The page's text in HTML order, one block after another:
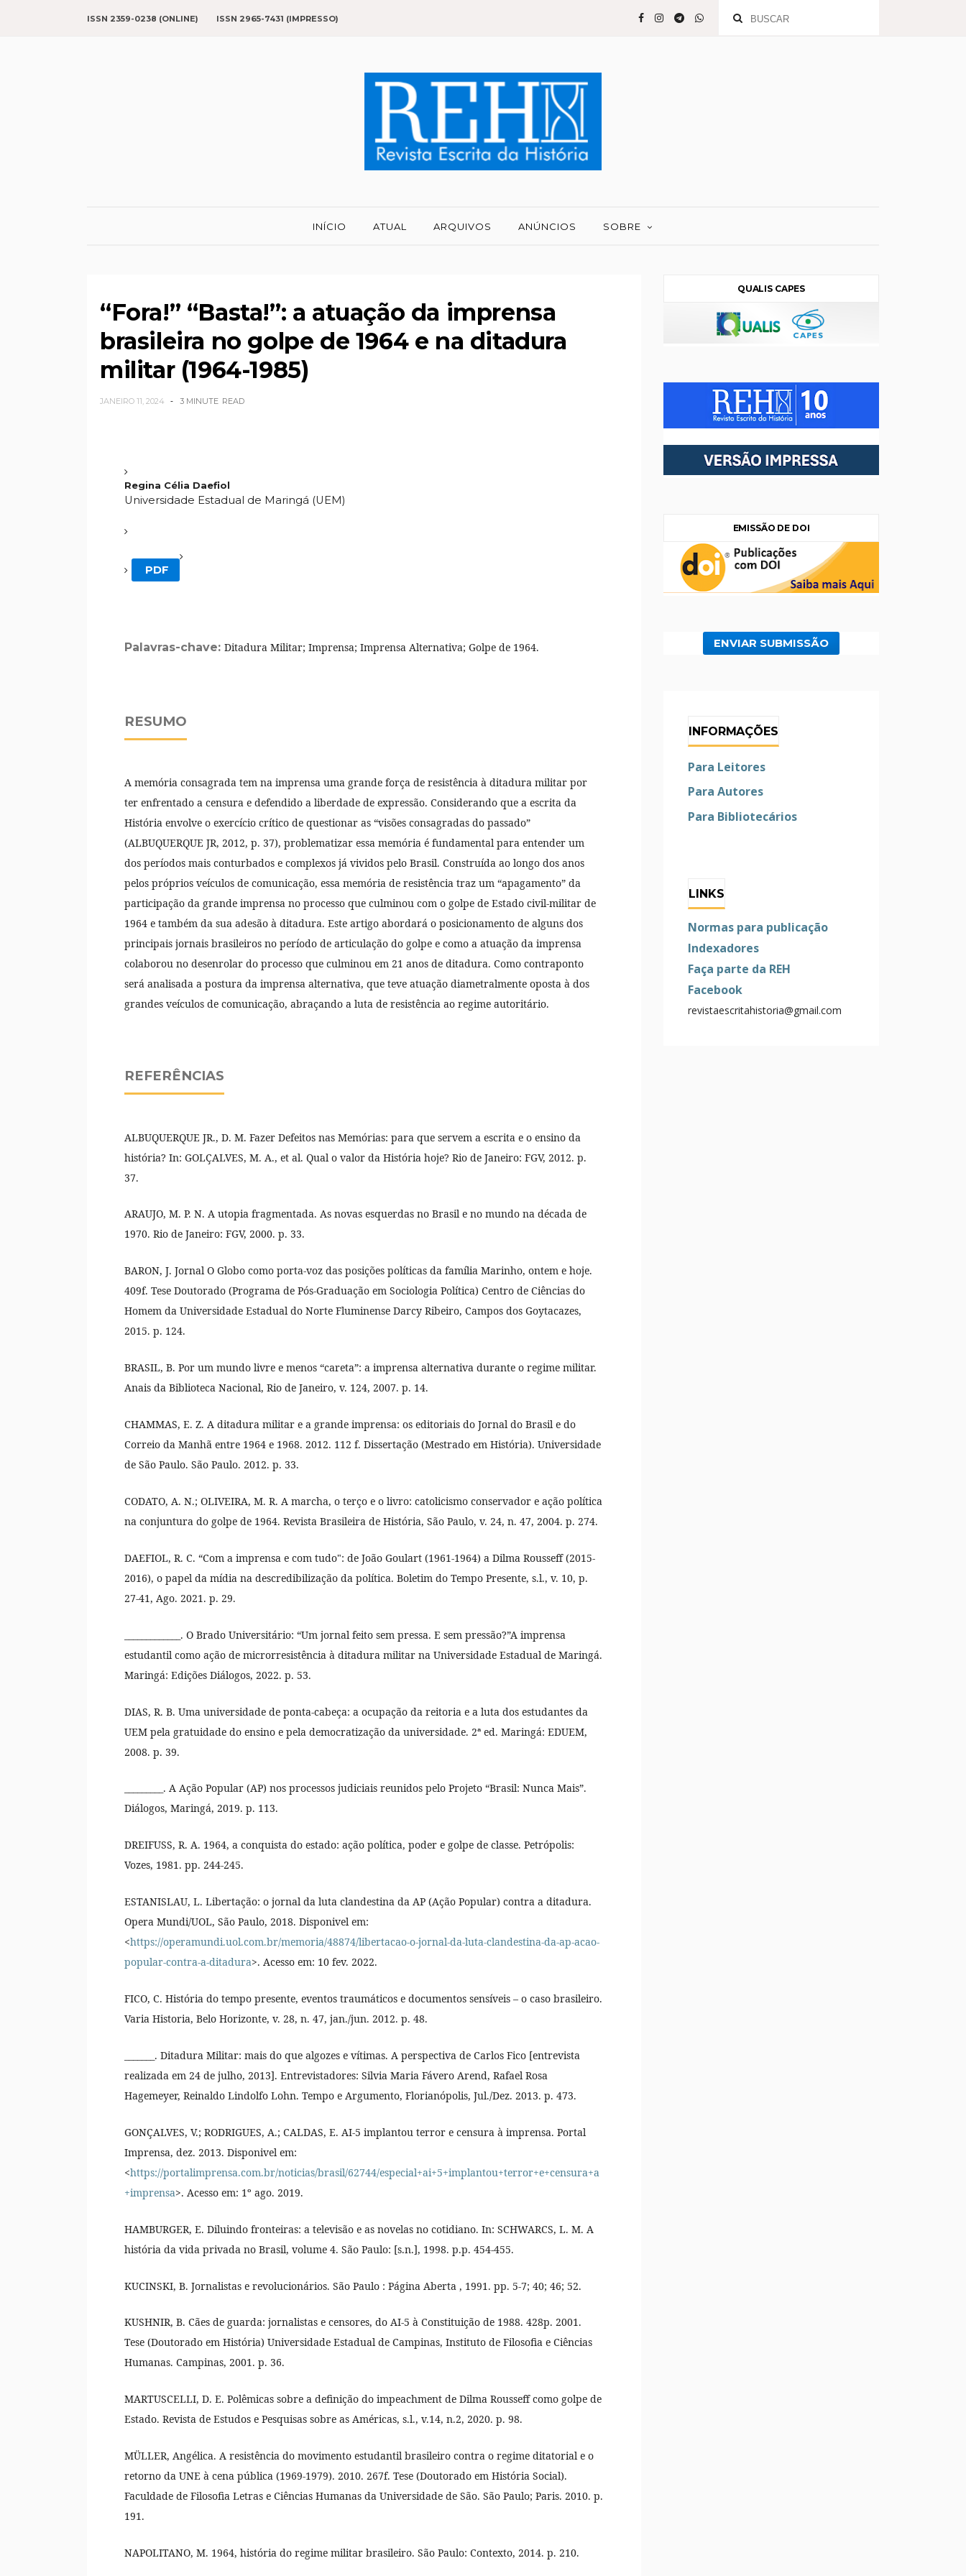
ISSN 2359-0238 (ONLINE) ISSN 2965-7431 (IMPRESSO)
INÍCIO ATUAL ARQUIVOS ANÚNCIOS SOBRE
“Fora!” “Basta!”: a atuação da imprensa
brasileira no golpe de 1964 e na ditadura
militar (1964-1985)
JANEIRO 11, 2024 3 MINUTE READ
Regina Célia Daefiol
Universidade Estadual de Maringá (UEM)
PDF
Palavras-chave:Ditadura Militar; Imprensa; Imprensa Alternativa; Golpe de 1964.
RESUMO
A memória consagrada tem na imprensa uma grande força de resistência à ditadura militar por
ter enfrentado a censura e defendido a liberdade de expressão. Considerando que a escrita da
História envolve o exercício crítico de questionar as “visões consagradas do passado”
(ALBUQUERQUE JR, 2012, p. 37), problematizar essa memória é fundamental para entender um
dos períodos mais conturbados e complexos já vividos pelo Brasil. Construída ao longo dos anos
pelos próprios veículos de comunicação, essa memória de resistência traz um “apagamento” da
participação da grande imprensa no processo que culminou com o golpe de Estado civil-militar de
1964 e também da sua adesão à ditadura. Este artigo abordará o posicionamento de alguns dos
principais jornais brasileiros no período de articulação do golpe e como a atuação da imprensa
colaborou no desenrolar do processo que culminou em 21 anos de ditadura. Como contraponto
será analisada a postura da imprensa alternativa, que teve atuação diametralmente oposta à dos
grandes veículos de comunicação, abraçando a luta de resistência ao regime autoritário.
REFERÊNCIAS
ALBUQUERQUE JR., D. M. Fazer Defeitos nas Memórias: para que servem a escrita e o ensino da
história? In: GOLÇALVES, M. A., et al. Qual o valor da História hoje? Rio de Janeiro: FGV, 2012. p.
37.
ARAUJO, M. P. N. A utopia fragmentada. As novas esquerdas no Brasil e no mundo na década de
1970. Rio de Janeiro: FGV, 2000. p. 33.
BARON, J. Jornal O Globo como porta-voz das posições políticas da família Marinho, ontem e hoje.
409f. Tese Doutorado (Programa de Pós-Graduação em Sociologia Política) Centro de Ciências do
Homem da Universidade Estadual do Norte Fluminense Darcy Ribeiro, Campos dos Goytacazes,
2015. p. 124.
BRASIL, B. Por um mundo livre e menos “careta”: a imprensa alternativa durante o regime militar.
Anais da Biblioteca Nacional, Rio de Janeiro, v. 124, 2007. p. 14.
CHAMMAS, E. Z. A ditadura militar e a grande imprensa: os editoriais do Jornal do Brasil e do
Correio da Manhã entre 1964 e 1968. 2012. 112 f. Dissertação (Mestrado em História). Universidade
de São Paulo. São Paulo. 2012. p. 33.
CODATO, A. N.; OLIVEIRA, M. R. A marcha, o terço e o livro: catolicismo conservador e ação política
na conjuntura do golpe de 1964. Revista Brasileira de História, São Paulo, v. 24, n. 47, 2004. p. 274.
DAEFIOL, R. C. “Com a imprensa e com tudo": de João Goulart (1961-1964) a Dilma Rousseff (2015-
2016), o papel da mídia na descredibilização da política. Boletim do Tempo Presente, s.l., v. 10, p.
27-41, Ago. 2021. p. 29.
_____________. O Brado Universitário: “Um jornal feito sem pressa. E sem pressão?”A imprensa
estudantil como ação de microrresistência à ditadura militar na Universidade Estadual de Maringá.
Maringá: Edições Diálogos, 2022. p. 53.
DIAS, R. B. Uma universidade de ponta-cabeça: a ocupação da reitoria e a luta dos estudantes da
UEM pela gratuidade do ensino e pela democratização da universidade. 2ª ed. Maringá: EDUEM,
2008. p. 39.
_________. A Ação Popular (AP) nos processos judiciais reunidos pelo Projeto “Brasil: Nunca Mais”.
Diálogos, Maringá, 2019. p. 113.
DREIFUSS, R. A. 1964, a conquista do estado: ação política, poder e golpe de classe. Petrópolis:
Vozes, 1981. pp. 244-245.
ESTANISLAU, L. Libertação: o jornal da luta clandestina da AP (Ação Popular) contra a ditadura.
Opera Mundi/UOL, São Paulo, 2018. Disponivel em:
<https://operamundi.uol.com.br/memoria/48874/libertacao-o-jornal-da-luta-clandestina-da-ap-acao-
popular-contra-a-ditadura>. Acesso em: 10 fev. 2022.
FICO, C. História do tempo presente, eventos traumáticos e documentos sensíveis – o caso brasileiro.
Varia Historia, Belo Horizonte, v. 28, n. 47, jan./jun. 2012. p. 48.
_______. Ditadura Militar: mais do que algozes e vítimas. A perspectiva de Carlos Fico [entrevista
realizada em 24 de julho, 2013]. Entrevistadores: Silvia Maria Fávero Arend, Rafael Rosa
Hagemeyer, Reinaldo Lindolfo Lohn. Tempo e Argumento, Florianópolis, Jul./Dez. 2013. p. 473.
GONÇALVES, V.; RODRIGUES, A.; CALDAS, E. AI-5 implantou terror e censura à imprensa. Portal
Imprensa, dez. 2013. Disponivel em:
<https://portalimprensa.com.br/noticias/brasil/62744/especial+ai+5+implantou+terror+e+censura+a
+imprensa>. Acesso em: 1º ago. 2019.
HAMBURGER, E. Diluindo fronteiras: a televisão e as novelas no cotidiano. In: SCHWARCS, L. M. A
história da vida privada no Brasil, volume 4. São Paulo: [s.n.], 1998. p.p. 454-455.
KUCINSKI, B. Jornalistas e revolucionários. São Paulo : Página Aberta , 1991. pp. 5-7; 40; 46; 52.
KUSHNIR, B. Cães de guarda: jornalistas e censores, do AI-5 à Constituição de 1988. 428p. 2001.
Tese (Doutorado em História) Universidade Estadual de Campinas, Instituto de Filosofia e Ciências
Humanas. Campinas, 2001. p. 36.
MARTUSCELLI, D. E. Polêmicas sobre a definição do impeachment de Dilma Rousseff como golpe de
Estado. Revista de Estudos e Pesquisas sobre as Américas, s.l., v.14, n.2, 2020. p. 98.
MÜLLER, Angélica. A resistência do movimento estudantil brasileiro contra o regime ditatorial e o
retorno da UNE à cena pública (1969-1979). 2010. 267f. Tese (Doutorado em História Social).
Faculdade de Filosofia Letras e Ciências Humanas da Universidade de São. São Paulo; Paris. 2010. p.
191.
NAPOLITANO, M. 1964, história do regime militar brasileiro. São Paulo: Contexto, 2014. p. 210.
QUALIS CAPES
EMISSÃO DE DOI
ENVIAR SUBMISSÃO
INFORMAÇÕES
Para Leitores
Para Autores
Para Bibliotecários
LINKS
Normas para publicação
Indexadores
Faça parte da REH
Facebook
revistaescritahistoria@gmail.com